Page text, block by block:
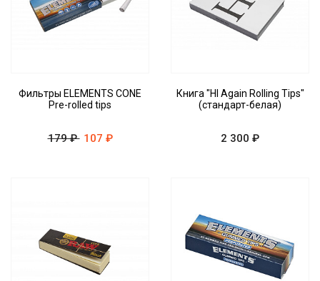
Фильтры ELEMENTS CONE
Pre-rolled tips
179 ₽ 107 ₽
Книга "HI Again Rolling Tips"
(стандарт-белая)
2 300 ₽